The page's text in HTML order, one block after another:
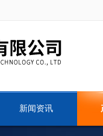
新闻资讯